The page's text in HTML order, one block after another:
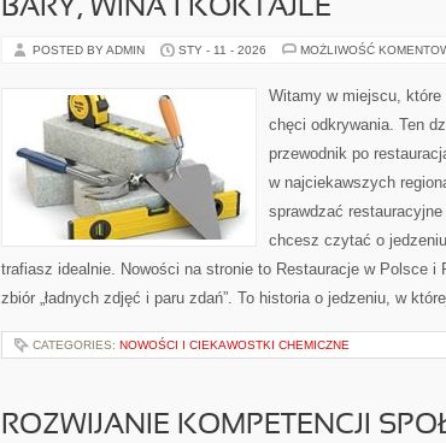
BARY, WINA I KOKTAJLE
POSTED BY ADMIN STY - 11 - 2026 MOŻLIWOŚĆ
Witamy w miejscu, które
chęci odkrywania. Ten
przewodnik po
w najciekawszych
sprawdzać
chcesz czytać o
trafiasz idealnie. Nowości na stronie to Restauracje w Polsce i
zbiór „ładnych zdjęć i paru zdań”. To historia o jedzeniu, w
CATEGORIES: NOWOŚCI I CIEKAWOSTKI CHEMICZNE
ROZWIJANIE KOMPETENCJI